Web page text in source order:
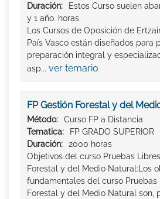
Duración:
Estos Curso suelen
y 1 año. horas
Los Cursos de Oposición de
País Vasco están diseñados para
preparación integral y
asp... ver temario
FP Gestión Forestal y del
Método:
Curso FP a Distancia
Tematica:
FP GRADO SUPERIOR
Duración:
2000 horas
Objetivos del curso Pruebas
Forestal y del Medio Natural:Los
fundamentales del curso Pruebas
Forestal y del Medio Natural son,